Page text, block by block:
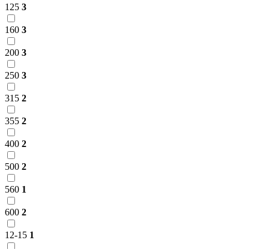
125 3
160 3
200 3
250 3
315 2
355 2
400 2
500 2
560 1
600 2
12-15 1